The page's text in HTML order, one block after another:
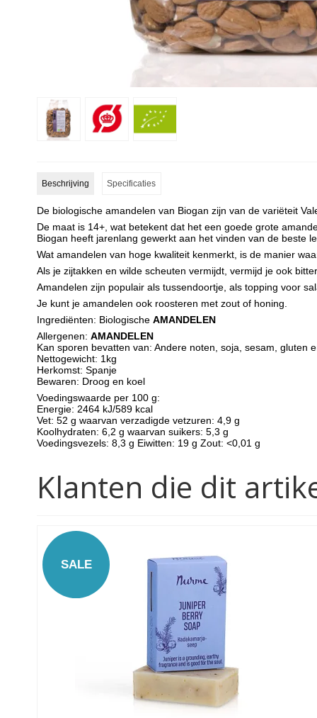
Beschrijving Specificaties
De biologische amandelen van Biogan zijn van de variëteit
De maat is 14+, wat betekent dat het een goede grote
Biogan heeft jarenlang gewerkt aan het vinden van de beste
Wat amandelen van hoge kwaliteit kenmerkt, is de manier
Als je zijtakken en wilde scheuten vermijdt, vermijd je ook
Amandelen zijn populair als tussendoortje, als topping voor
Je kunt je amandelen ook roosteren met zout of honing.
Ingrediënten: Biologische AMANDELEN
Allergenen: AMANDELEN
Kan sporen bevatten van: Andere noten, soja, sesam, gluten
Nettogewicht: 1kg
Herkomst: Spanje
Bewaren: Droog en koel
Voedingswaarde per 100 g:
Energie: 2464 kJ/589 kcal
Vet: 52 g waarvan verzadigde vetzuren: 4,9 g
Koolhydraten: 6,2 g waarvan suikers: 5,3 g
Voedingsvezels: 8,3 g Eiwitten: 19 g Zout: <0,01 g
Klanten die dit
SALE